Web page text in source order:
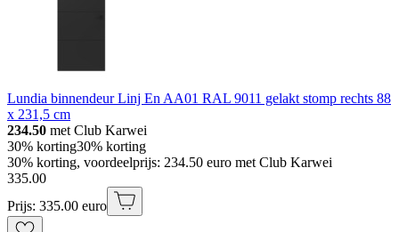
Lundia binnendeur Linj En AA01 RAL 9011 gelakt stomp rechts 88
x 231,5 cm
234.50 met Club Karwei
30% korting30% korting
30% korting, voordeelprijs: 234.50 euro met Club Karwei
335.00
Prijs: 335.00 euro